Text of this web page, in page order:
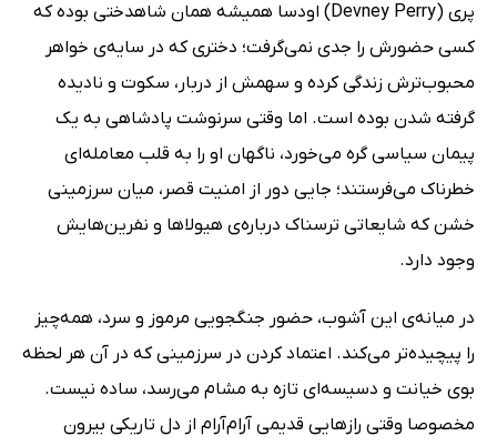
پری (Devney Perry) اودسا همیشه همان شاهدختی بوده که
کسی حضورش را جدی نمی‌گرفت؛ دختری که در سایه‌ی خواهر
محبوب‌ترش زندگی کرده و سهمش از دربار، سکوت و نادیده
گرفته شدن بوده است. اما وقتی سرنوشت پادشاهی به یک
پیمان سیاسی گره می‌خورد، ناگهان او را به قلب معامله‌ای
خطرناک می‌فرستند؛ جایی دور از امنیت قصر، میان سرزمینی
خشن که شایعاتی ترسناک درباره‌ی هیولاها و نفرین‌هایش
وجود دارد.
در میانه‌ی این آشوب، حضور جنگجویی مرموز و سرد، همه‌چیز
را پیچیده‌تر می‌کند. اعتماد کردن در سرزمینی که در آن هر لحظه
بوی خیانت و دسیسه‌ای تازه به مشام می‌رسد، ساده نیست.
مخصوصا وقتی رازهایی قدیمی آرام‌آرام از دل تاریکی بیرون